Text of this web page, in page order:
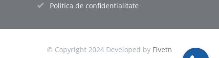
Politica de confidentialitate
© Copyright 2024 Developed by Fivetn